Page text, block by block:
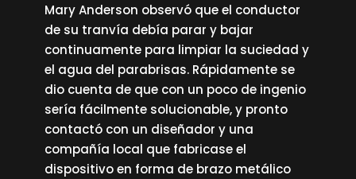
Mary Anderson observó que el conductor
de su tranvía debía parar y bajar
continuamente para limpiar la suciedad y
el agua del parabrisas. Rápidamente se
dio cuenta de que con un poco de ingenio
sería fácilmente solucionable, y pronto
contactó con un diseñador y una
compañía local que fabricase el
dispositivo en forma de brazo metálico